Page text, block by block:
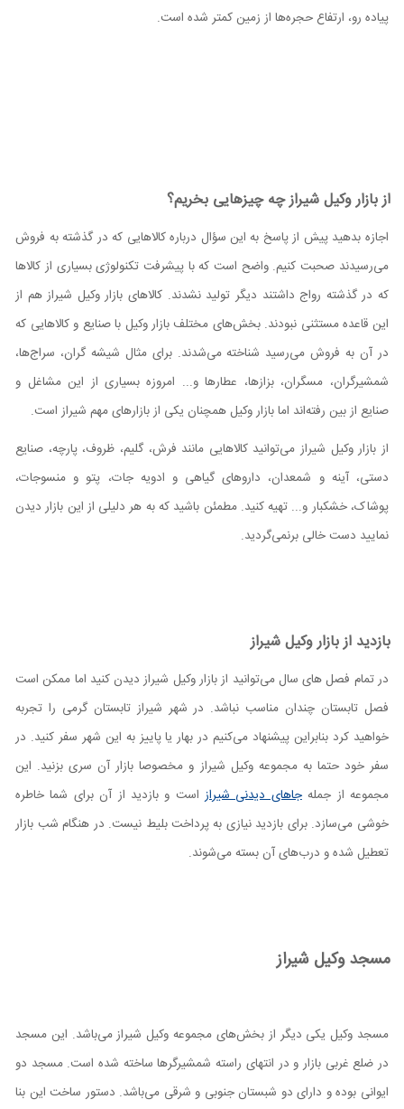
پیاده رو، ارتفاع حجره‌ها از زمین کمتر شده است.
از بازار وکیل شیراز چه چیز‌هایی بخریم؟
اجازه بدهید پیش از پاسخ به این سؤال درباره کالاهایی که در گذشته به فروش
می‌رسیدند صحبت کنیم. واضح است که با پیشرفت تکنولوژی بسیاری از کالاها
که در گذشته رواج داشتند دیگر تولید نشدند. کالاهای بازار وکیل شیراز هم از
این قاعده مستثنی نبودند. بخش‌های مختلف بازار وکیل با صنایع و کالا‌هایی که
در آن به فروش می‌رسید شناخته می‌شدند. برای مثال شیشه گران، سراج‌ها،
شمشیرگران، مسگران، بزاز‌ها، عطارها و... امروزه بسیاری از این مشاغل و
صنایع از بین رفته‌اند اما بازار وکیل همچنان یکی از بازار‌های مهم شیراز است.
از بازار وکیل شیراز می‌توانید کالاهایی مانند فرش، گلیم، ظروف، پارچه، صنایع
دستی، آینه و شمعدان، دارو‌های گیاهی و ادویه جات، پتو و منسوجات،
پوشاک، خشکبار و... تهیه کنید. مطمئن باشید که به هر دلیلی از این بازار دیدن
نمایید دست خالی برنمی‌گردید.
بازدید از بازار وکیل شیراز
در تمام فصل های سال می‌توانید از بازار وکیل شیراز دیدن کنید اما ممکن است
فصل تابستان چندان مناسب نباشد. در شهر شیراز تابستان گرمی را تجربه
خواهید کرد بنابراین پیشنهاد می‌کنیم در بهار یا پاییز به این شهر سفر کنید. در
سفر خود حتما به مجموعه وکیل شیراز و مخصوصا بازار آن سری بزنید. این
مجموعه از جملهجاهای دیدنی شیرازاست و بازدید از آن برای شما خاطره
خوشی می‌سازد. برای بازدید نیازی به پرداخت بلیط نیست. در هنگام شب بازار
تعطیل شده و درب‌های آن بسته می‌شوند.
مسجد وکیل شیراز
مسجد وکیل یکی دیگر از بخش‌های مجموعه وکیل شیراز می‌باشد. این مسجد
در ضلع غربی بازار و در انتهای راسته شمشیرگرها ساخته شده است. مسجد دو
ایوانی بوده و دارای دو شبستان جنوبی و شرقی می‌باشد. دستور ساخت این بنا